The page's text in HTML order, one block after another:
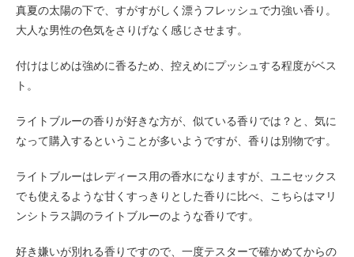
真夏の太陽の下で、すがすがしく漂うフレッシュで力強い香り。
大人な男性の色気をさりげなく感じさせます。
付けはじめは強めに香るため、控えめにプッシュする程度がベス
ト。
ライトブルーの香りが好きな方が、似ている香りでは？と、気に
なって購入するということが多いようですが、香りは別物です。
ライトブルーはレディース用の香水になりますが、ユニセックス
でも使えるような甘くすっきりとした香りに比べ、こちらはマリ
ンシトラス調のライトブルーのような香りです。
好き嫌いが別れる香りですので、一度テスターで確かめてからの